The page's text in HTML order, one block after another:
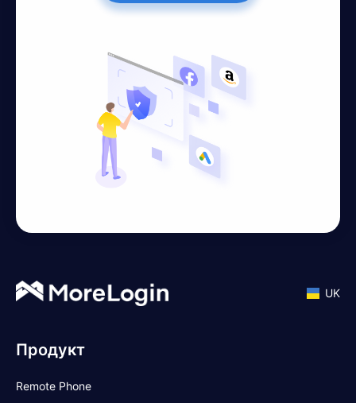
UK
Продукт
Remote Phone